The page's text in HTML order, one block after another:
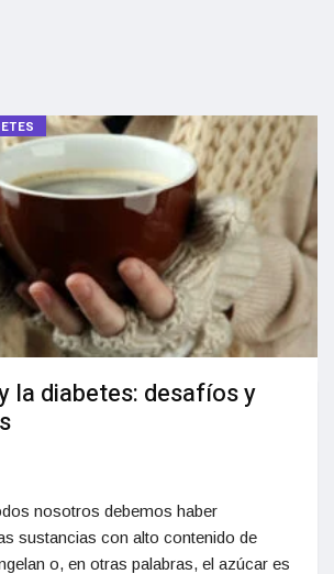
la diabetes: desafíos y
nosotros debemos haber
sustancias con alto contenido de
o, en otras palabras, el azúcar es